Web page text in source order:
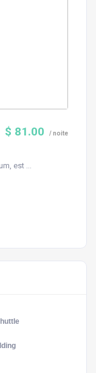
$ 81.00 / noite
est ...